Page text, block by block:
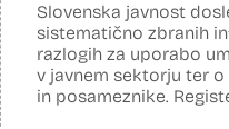
Slovenska javnost
sistematično zbranih
razlogih za uporabo
v javnem sektorju ter
in posameznike.